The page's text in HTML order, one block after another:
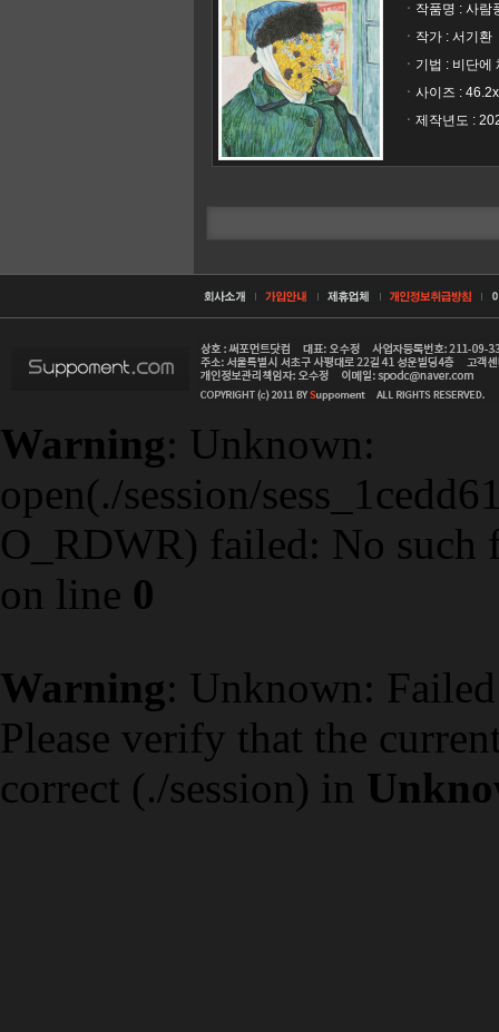
ㆍ작품명 : 사람
ㆍ작가 : 서기환
ㆍ기법 : 비단에
ㆍ사이즈 :
ㆍ제작년도 :
Warning: Unknown:
open(./session/
O_RDWR) failed: No
on line 0
Warning: Unknown:
Please verify that the
correct (./session) in